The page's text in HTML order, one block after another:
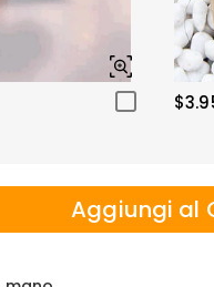
Aggiungi al